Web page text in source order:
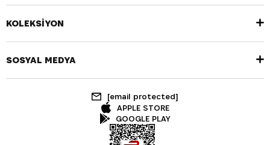
KOLEKSİYON
SOSYAL MEDYA
[email protected]
APPLE STORE
GOOGLE PLAY